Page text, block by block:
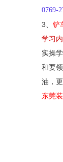
0769-
3、 铲
学习内
实操
和要
油，
东莞